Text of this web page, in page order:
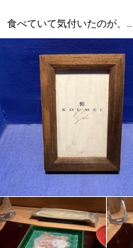
食べていて気付いたのが、...